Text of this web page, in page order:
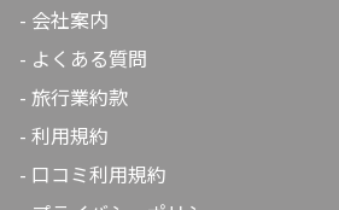
会社案内
よくある質問
旅行業約款
利用規約
口コミ利用規約